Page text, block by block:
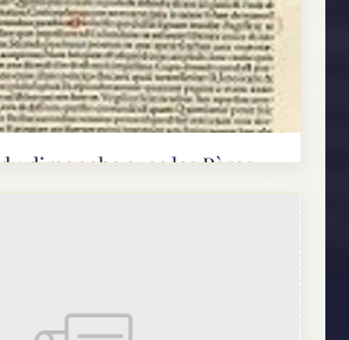
dimanche avec les Pères -
Lc 13, 22-30